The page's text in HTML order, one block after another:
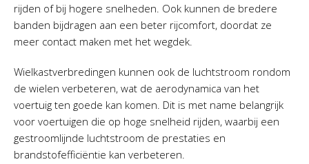
rijden of bij hogere snelheden. Ook kunnen de bredere
banden bijdragen aan een beter rijcomfort, doordat ze
meer contact maken met het wegdek.
Wielkastverbredingen kunnen ook de luchtstroom rondom
de wielen verbeteren, wat de aerodynamica van het
voertuig ten goede kan komen. Dit is met name belangrijk
voor voertuigen die op hoge snelheid rijden, waarbij een
gestroomlijnde luchtstroom de prestaties en
brandstofefficiëntie kan verbeteren.